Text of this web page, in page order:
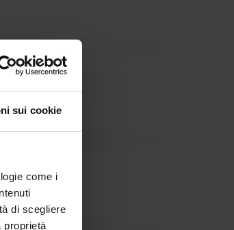
sui cookie
come i
di scegliere
proprietà